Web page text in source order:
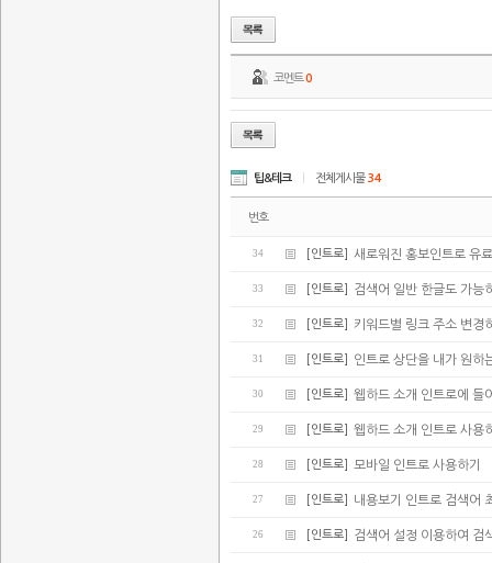
코멘트0
팁&테크 전체게시물34
번호
34 [인트로] 새로워진 홍보인트로 유
33 [인트로] 검색어 일반 한글도 가능
32 [인트로] 키워드별 링크 주소 변경
31 [인트로] 인트로 상단을 내가 원하
30 [인트로] 웹하드 소개 인트로에
29 [인트로] 웹하드 소개 인트로 사용
28 [인트로] 모바일 인트로 사용하기
27 [인트로] 내용보기 인트로 검색어
26 [인트로] 검색어 설정 이용하여 검